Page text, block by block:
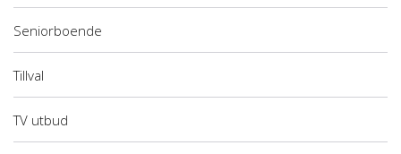
Seniorboende
Tillval
TV utbud